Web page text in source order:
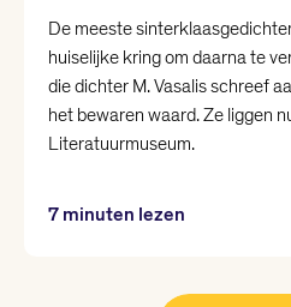
De meeste
huiselijke kring om daarna te
die dichter M. Vasalis schreef
het bewaren waard. Ze liggen
Literatuurmuseum.
7 minuten lezen